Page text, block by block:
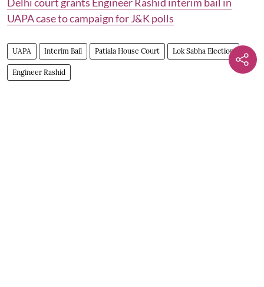
UAPA case to campaign for J&K polls
UAPA Interim Bail Patiala House Court Lok Sabha Election
Engineer Rashid